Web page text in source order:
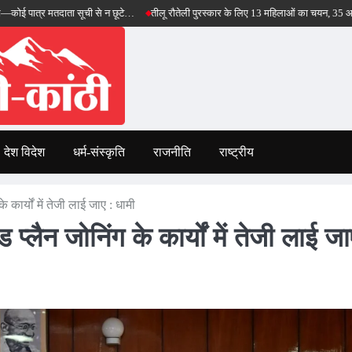
सूची से न छूटे… तीलू रौतेली पुरस्कार के लिए 13 महिलाओं का चयन, 35 आंगनबाड़ी
देश विदेश धर्म-संस्कृति राजनीति राष्ट्रीय
में तेजी लाई जाए : धामी
जोनिंग के कार्यों में तेजी लाई